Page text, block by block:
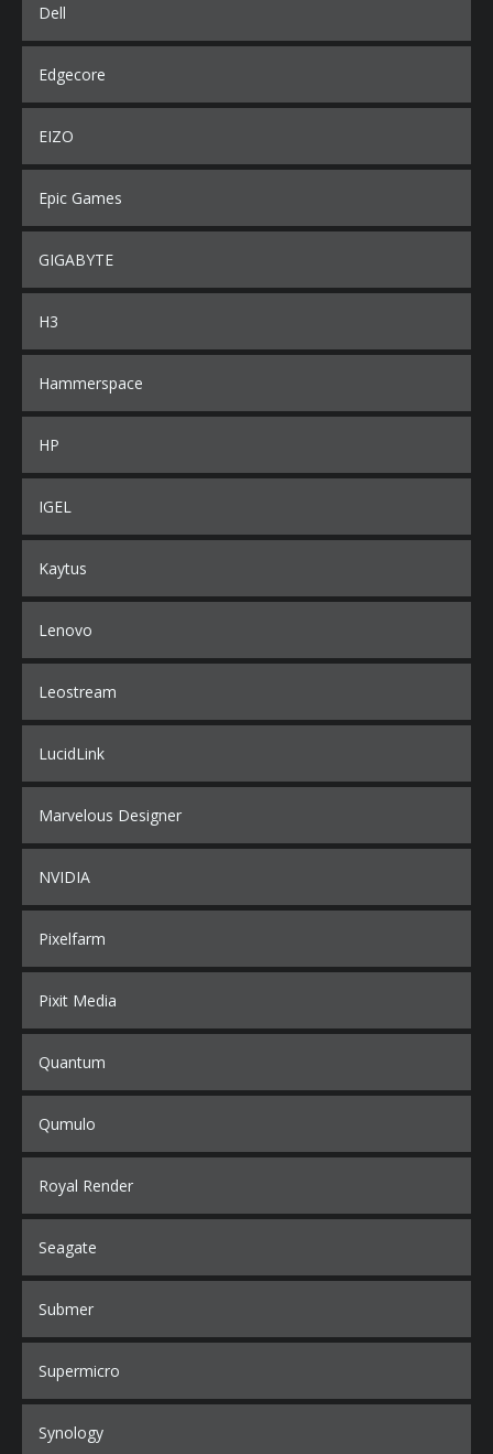
Dell
Edgecore
EIZO
Epic Games
GIGABYTE
H3
Hammerspace
HP
IGEL
Kaytus
Lenovo
Leostream
LucidLink
Marvelous Designer
NVIDIA
Pixelfarm
Pixit Media
Quantum
Qumulo
Royal Render
Seagate
Submer
Supermicro
Synology